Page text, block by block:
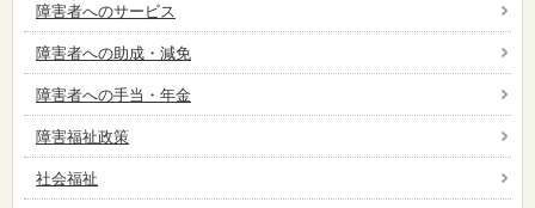
障害者へのサービス
障害者への助成・減免
障害者への手当・年金
障害福祉政策
社会福祉